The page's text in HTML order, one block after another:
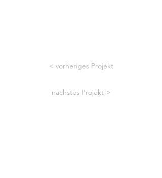
< vorheriges Projekt
nächstes Projekt >